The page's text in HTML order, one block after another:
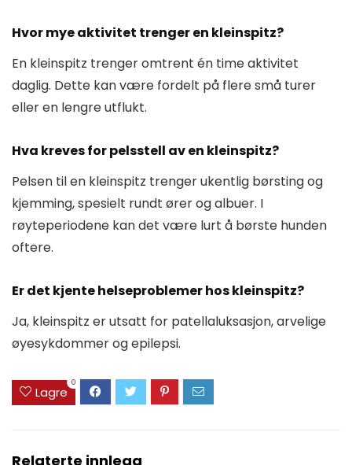
Hvor mye aktivitet trenger en kleinspitz?
En kleinspitz trenger omtrent én time aktivitet
daglig. Dette kan være fordelt på flere små turer
eller en lengre utflukt.
Hva kreves for pelsstell av en kleinspitz?
Pelsen til en kleinspitz trenger ukentlig børsting og
kjemming, spesielt rundt ører og albuer. I
røyteperiodene kan det være lurt å børste hunden
oftere.
Er det kjente helseproblemer hos kleinspitz?
Ja, kleinspitz er utsatt for patellaluksasjon, arvelige
øyesykdommer og epilepsi.
Lagre
0
Relaterte innlegg